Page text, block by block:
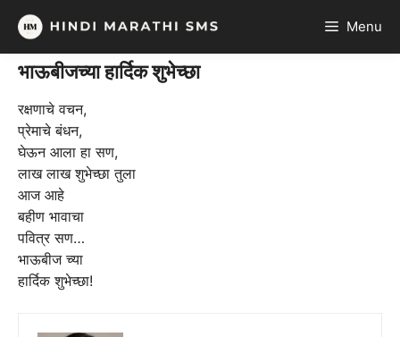
Skip
content
Menu
भाऊबीजच्या हार्दिक शुभेच्छा
रक्षणाचे वचन,
प्रेमाचे बंधन,
घेऊन आला हा सण,
लाख लाख शुभेच्छा तुला
आज आहे
बहीण भावाचा
पवित्र सण…
भाऊबीज च्या
हार्दिक शुभेच्छा!